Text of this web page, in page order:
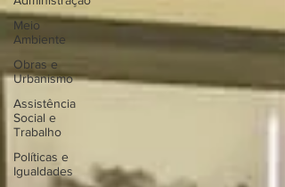
Meio
Ambiente
Obras e
Urbanismo
Assistência
Social e
Trabalho
Políticas e
Igualdades